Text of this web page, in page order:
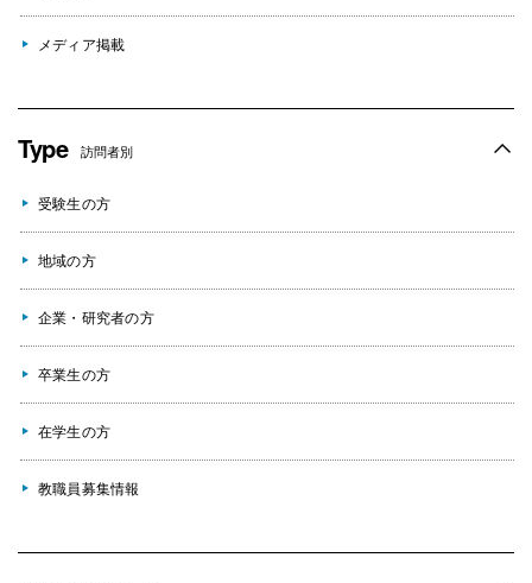
メディア掲載
Type 訪問者別
受験生の方
地域の方
企業・研究者の方
卒業生の方
在学生の方
教職員募集情報